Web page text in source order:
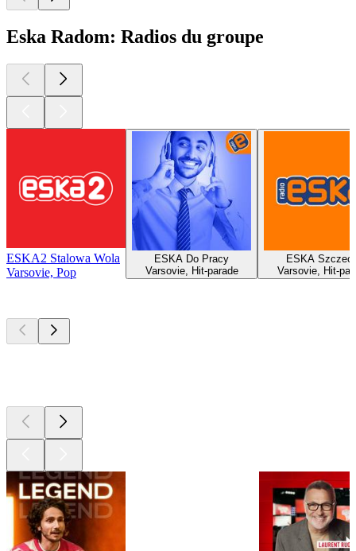
Eska Radom: Radios du groupe
ESKA2 Stalowa Wola
Varsovie, Pop
ESKA Do Pracy
Varsovie, Hit-parade
ESKA
Varsovie, Hit-